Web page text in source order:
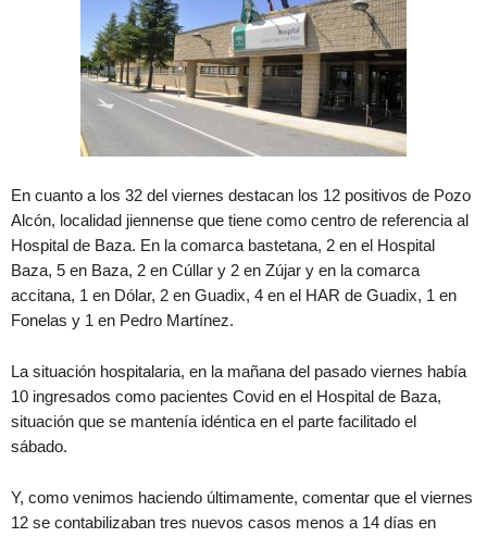
En cuanto a los 32 del viernes destacan los 12 positivos de Pozo
Alcón, localidad jiennense que tiene como centro de referencia al
Hospital de Baza. En la comarca bastetana, 2 en el Hospital
Baza, 5 en Baza, 2 en Cúllar y 2 en Zújar y en la comarca
accitana, 1 en Dólar, 2 en Guadix, 4 en el HAR de Guadix, 1 en
Fonelas y 1 en Pedro Martínez.
La situación hospitalaria, en la mañana del pasado viernes había
10 ingresados como pacientes Covid en el Hospital de Baza,
situación que se mantenía idéntica en el parte facilitado el
sábado.
Y, como venimos haciendo últimamente, comentar que el viernes
12 se contabilizaban tres nuevos casos menos a 14 días en